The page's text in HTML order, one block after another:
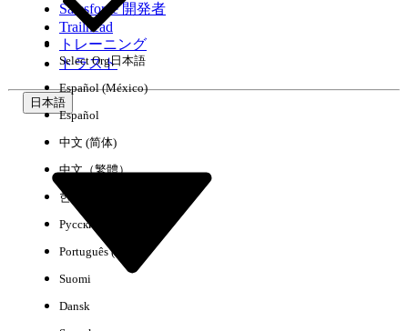
環境
Salesforce 開発者
Trailhead
トレーニング
トラスト
日本語
Select Org日本語
Español (México)
Español
中文 (简体)
中文（繁體）
한국어
Русский
Português (Brasil)
Suomi
Dansk